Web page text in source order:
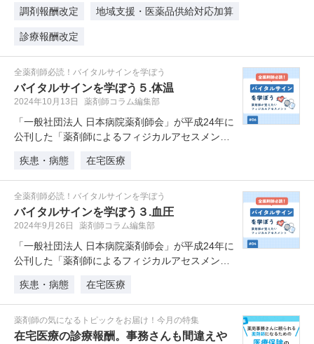
調剤報酬改定
地域支援・医薬品供給対応加算
診療報酬改定
全薬剤師必読！バイタルサインを学ぼう
バイタルサインを学ぼう５.体温
2024年10月13日 薬剤師コラム編集部
「一般社団法人 日本病院薬剤師会」が平成24年に
公刊した「薬剤師によるフィジカルアセスメント
疾患・病態
在宅医療
全薬剤師必読！バイタルサインを学ぼう
バイタルサインを学ぼう３.血圧
2024年9月26日 薬剤師コラム編集部
「一般社団法人 日本病院薬剤師会」が平成24年に
公刊した「薬剤師によるフィジカルアセスメント
疾患・病態
在宅医療
薬剤師の気になるトピックをお届け！今月の特集
在宅医療の診療報酬。事務さんも間違えや